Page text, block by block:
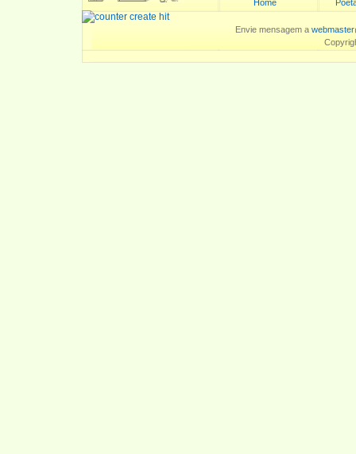
Home
Envie mensagem a